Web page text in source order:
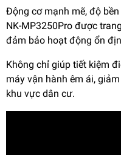
Động cơ mạnh mẽ, độ
NK-MP3250Pro được
đảm bảo hoạt động ổn
Không chỉ giúp tiết kiệm
máy vận hành êm ái,
khu vực dân cư.